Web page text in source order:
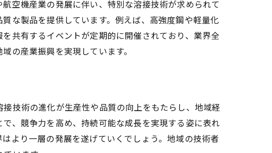
空機産業の発展に伴い、特別な溶接技術が求められて
な製品を提供しています。例えば、高強度鋼や軽量化
共有するイベントが定期的に開催されており、業界全
の産業振興を実現しています。
技術の進化が生産性や品質の向上をもたらし、地域経
、競争力を高め、持続可能な成長を実現する姿に表れ
より一層の発展を遂げていくでしょう。地域の技術者